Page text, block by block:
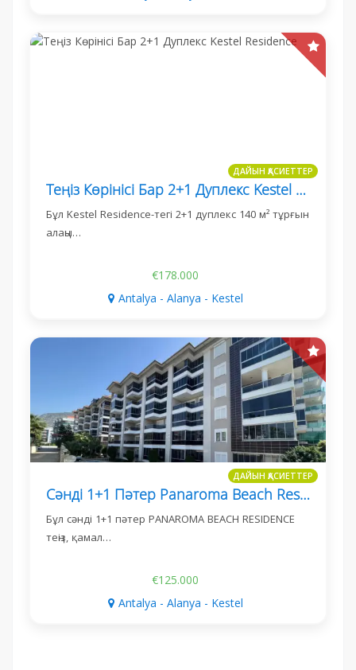
ДАЙЫН ҚАСИЕТТЕР
Теңіз Көрінісі Бар 2+1 Дуплекс Kestel Residence
Бұл Kestel Residence-тегі 2+1 дуплекс 140 м² тұрғын
алаңы…
€178.000
Antalya - Alanya - Kestel
ДАЙЫН ҚАСИЕТТЕР
Сәнді 1+1 Пәтер Panaroma Beach Residence - Кестел, Алания
Бұл сәнді 1+1 пәтер PANAROMA BEACH RESIDENCE
теңіз, қамал…
€125.000
Antalya - Alanya - Kestel